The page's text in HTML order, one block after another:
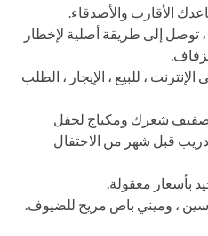
الأقارب والأصدقاء.
، توصل إلى طريقة أصلية لإخطار
، للبيع ، الإيجار ، الطلب
شعرك ومكياج لحفل
قبل شهر من الاحتفال
بأسعار معقولة.
، وميني باص مريح للضيوف.